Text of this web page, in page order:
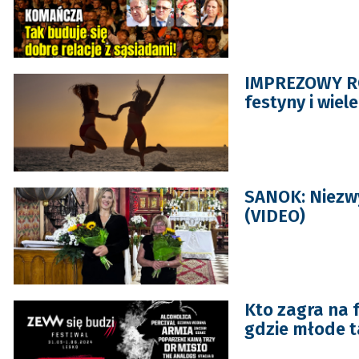
IMPREZOWY
festyny i
SANOK:
(VIDEO)
Kto zagra na
gdzie młode